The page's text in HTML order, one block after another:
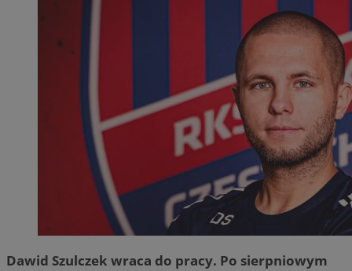
Dawid Szulczek wraca do pracy. Po sierpniowym